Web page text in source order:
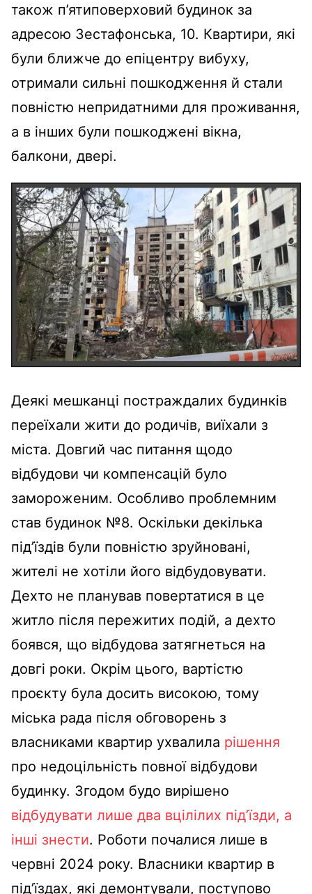
також п’ятиповерховий будинок за
адресою Зестафонська, 10. Квартири, які
були ближче до епіцентру вибуху,
отримали сильні пошкодження й стали
повністю непридатними для проживання,
а в інших були пошкоджені вікна,
балкони, двері.
Деякі мешканці постраждалих будинків
переїхали жити до родичів, виїхали з
міста. Довгий час питання щодо
відбудови чи компенсацій було
замороженим. Особливо проблемним
став будинок №8. Оскільки декілька
під’їздів були повністю зруйновані,
жителі не хотіли його відбудовувати.
Дехто не планував повертатися в це
житло після пережитих подій, а дехто
боявся, що відбудова затягнеться на
довгі роки. Окрім цього, вартістю
проєкту була досить високою, тому
міська рада після обговорень з
власниками квартир ухвалила рішення
про недоцільність повної відбудови
будинку. Згодом будо вирішено
відбудувати лише два вцілілих під’їзди, а
інші знести. Роботи почалися лише в
червні 2024 року. Власники квартир в
під’їздах, які демонтували, поступово